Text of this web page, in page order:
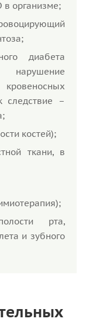
в организме;
диабета
следствие –
костей);
ткани, в
рта,
и зубного